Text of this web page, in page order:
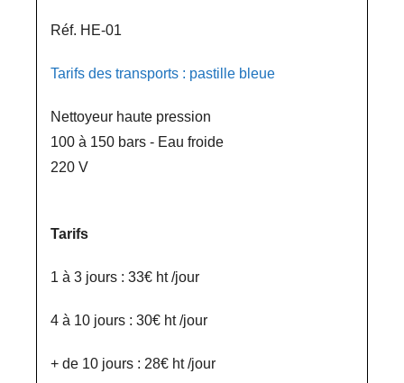
Réf. HE-01
Tarifs des transports : pastille bleue
Nettoyeur haute pression
100 à 150 bars - Eau froide
220 V
Tarifs
1 à 3 jours : 33€ ht /jour
4 à 10 jours : 30€ ht /jour
+ de 10 jours : 28€ ht /jour